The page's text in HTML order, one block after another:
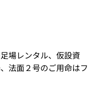
場レンタル、仮設資
法面２号のご用命はフ